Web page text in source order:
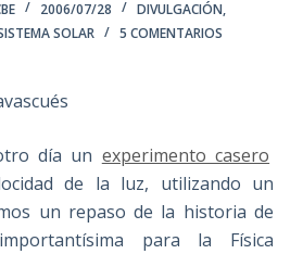
2006/07/28 DIVULGACIÓN,
SOLAR 5 COMENTARIOS
día un experimento casero
de la luz, utilizando un
un repaso de la historia de
para la Física